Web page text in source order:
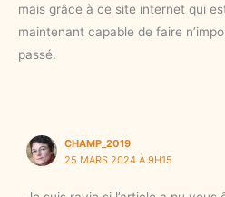
mais grâce à ce site internet qui
maintenant capable de faire
passé.
CHAMP_2019
25 MARS 2024 À 9H15